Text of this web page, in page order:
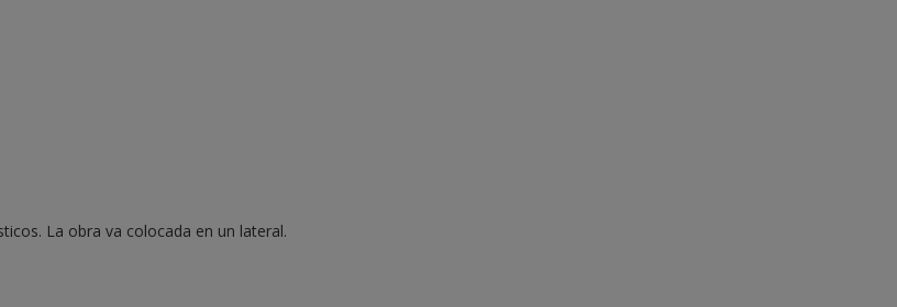
La obra va colocada en un lateral.